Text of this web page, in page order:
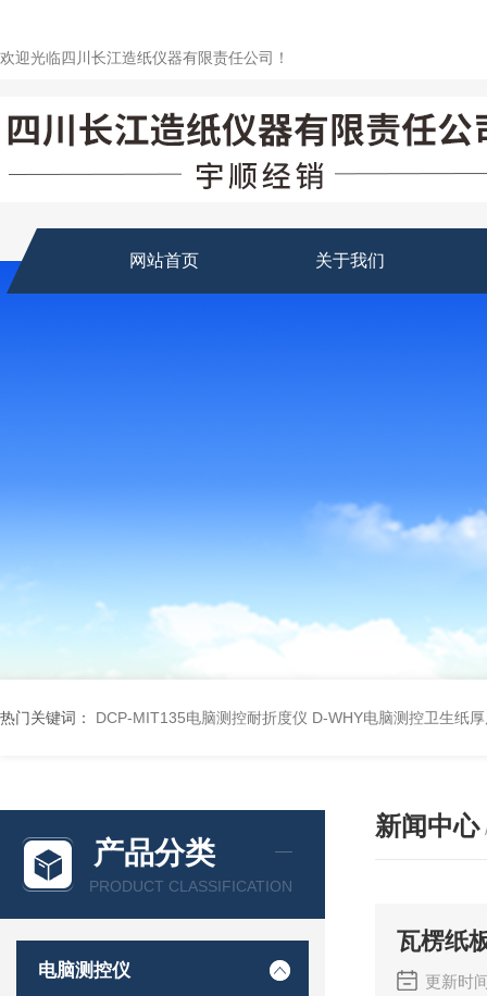
欢迎光临四川长江造纸仪器有限责任公司！
网站首页 关于我们
热门关键词： DCP-MIT135电脑测控耐折度仪 D-WHY电脑测控卫生纸
产品分类
PRODUCT CLASSIFICATION
电脑测控仪
新闻中心
瓦楞纸
更新时